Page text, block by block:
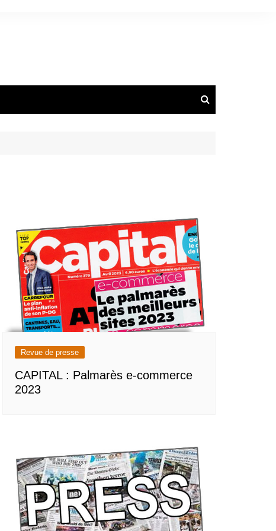
Revue de presse
CAPITAL : Palmarès e-commerce
2023